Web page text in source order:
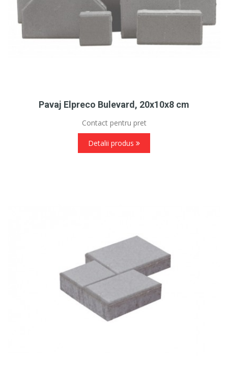
Pavaj Elpreco Bulevard, 20x10x8 cm
Contact pentru pret
Detalii produs